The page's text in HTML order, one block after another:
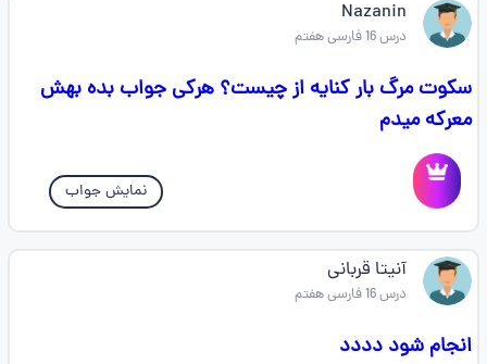
Nazanin
درس 16 فارسی هفتم
سکوت مرگ بار کنایه از چیست؟ هرکی جواب بده بهش
معرکه میدم
نمایش جواب
آنیتا قربانی
درس 16 فارسی هفتم
انجام شود دددد